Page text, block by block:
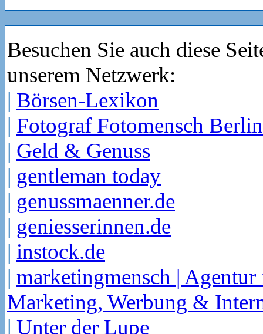
Besuchen Sie auch diese
unserem Netzwerk:
| Börsen-Lexikon
| Fotograf Fotomensch Berlin
| Geld & Genuss
| gentleman today
| genussmaenner.de
| geniesserinnen.de
| instock.de
| marketingmensch | Agentur
Marketing, Werbung &
| Unter der Lupe